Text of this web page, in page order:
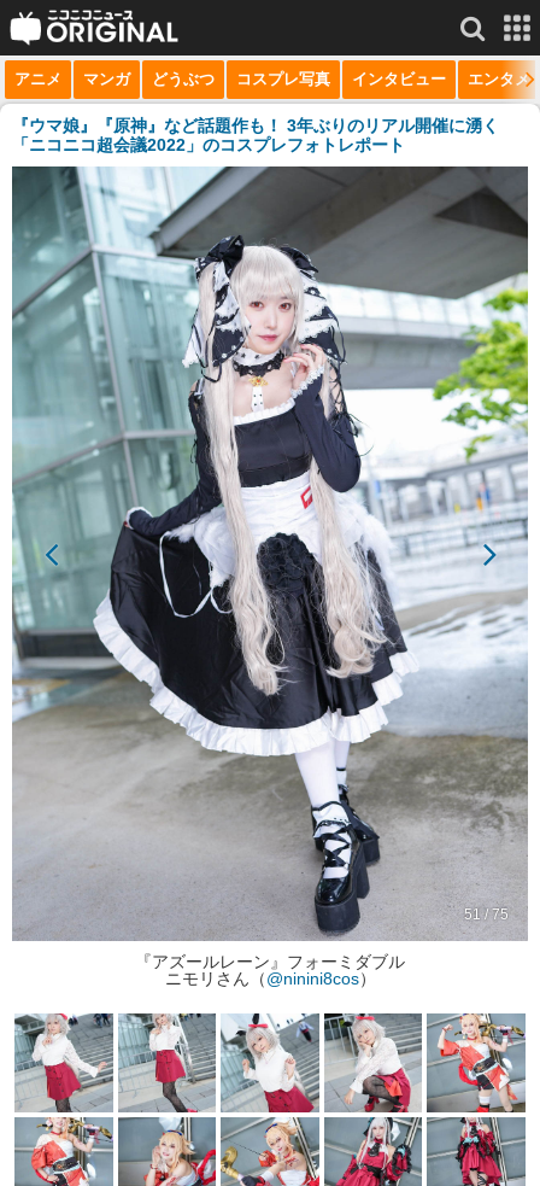
サービス一覧 もっと見る
niconico
動画
生放送
ニュース
チャンネル
ニコニコQ
アニメ マンガ どうぶつ コスプレ写真 インタビュー エンタメ
『ウマ娘』『原神』など話題作も！ 3年ぶりのリアル開催に湧く
「ニコニコ超会議2022」のコスプレフォトレポート
51 / 75
『アズールレーン』フォーミダブル
ニモリさん（@ninini8cos）